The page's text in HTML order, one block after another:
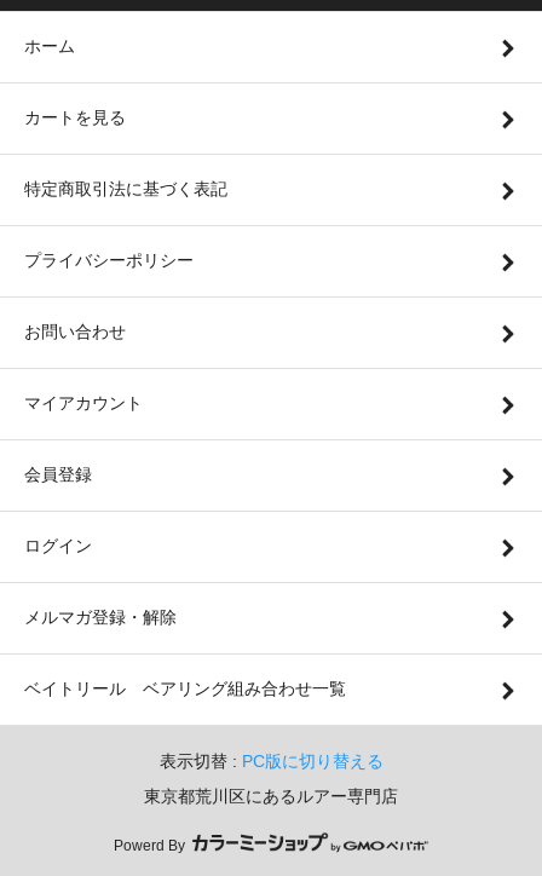
ホーム
カートを見る
特定商取引法に基づく表記
プライバシーポリシー
お問い合わせ
マイアカウント
会員登録
ログイン
メルマガ登録・解除
ベイトリール ベアリング組み合わせ一覧
表示切替 : PC版に切り替える
東京都荒川区にあるルアー専門店
Powerd By